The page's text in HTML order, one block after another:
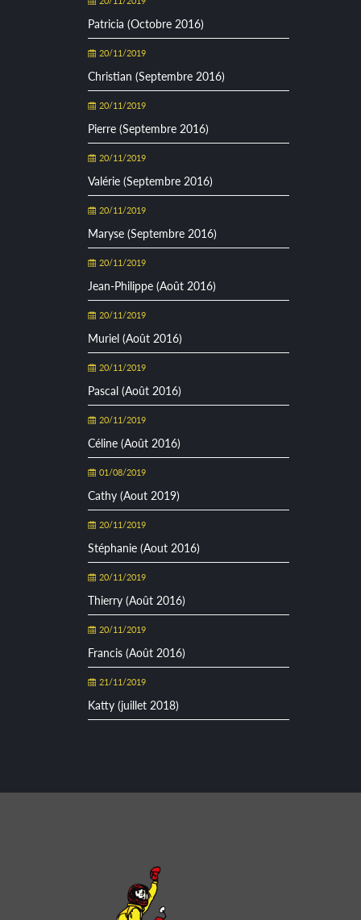
Patricia (Octobre 2016)
20/11/2019
Christian (Septembre 2016)
20/11/2019
Pierre (Septembre 2016)
20/11/2019
Valérie (Septembre 2016)
20/11/2019
Maryse (Septembre 2016)
20/11/2019
Jean-Philippe (Août 2016)
20/11/2019
Muriel (Août 2016)
20/11/2019
Pascal (Août 2016)
20/11/2019
Céline (Août 2016)
01/08/2019
Cathy (Aout 2019)
20/11/2019
Stéphanie (Aout 2016)
20/11/2019
Thierry (Août 2016)
20/11/2019
Francis (Août 2016)
21/11/2019
Katty (juillet 2018)